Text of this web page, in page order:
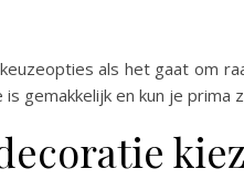
als het gaat om
gemakkelijk en kun je